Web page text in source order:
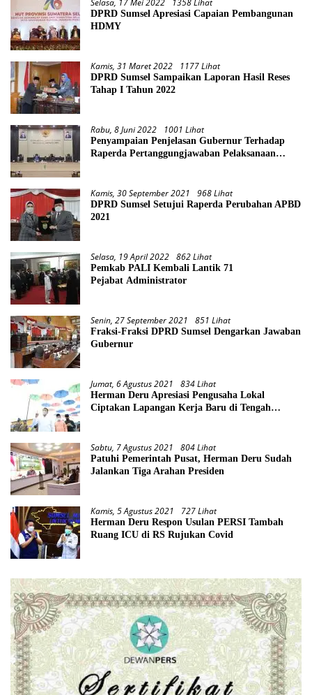
Selasa, 17 Mei 2022 1358 Lihat
DPRD Sumsel Apresiasi Capaian Pembangunan
HDMY
Kamis, 31 Maret 2022 1177 Lihat
DPRD Sumsel Sampaikan Laporan Hasil Reses
Tahap I Tahun 2022
Rabu, 8 Juni 2022 1001 Lihat
Penyampaian Penjelasan Gubernur Terhadap
Raperda Pertanggungjawaban Pelaksanaan
Kamis, 30 September 2021 968 Lihat
DPRD Sumsel Setujui Raperda Perubahan APBD
2021
Selasa, 19 April 2022 862 Lihat
Pemkab PALI Kembali Lantik 71
Pejabat Administrator
Senin, 27 September 2021 851 Lihat
Fraksi-Fraksi DPRD Sumsel Dengarkan Jawaban
Gubernur
Jumat, 6 Agustus 2021 834 Lihat
Herman Deru Apresiasi Pengusaha Lokal
Ciptakan Lapangan Kerja Baru di Tengah
Sabtu, 7 Agustus 2021 804 Lihat
Patuhi Pemerintah Pusat, Herman Deru Sudah
Jalankan Tiga Arahan Presiden
Kamis, 5 Agustus 2021 727 Lihat
Herman Deru Respon Usulan PERSI Tambah
Ruang ICU di RS Rujukan Covid